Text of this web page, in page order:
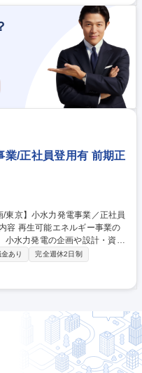
社員でのスタートとなります
ただける環境をご用意しており
業/正社員登用有 前期正
小水力発電の企画や設計・資金
経営企画の知見を活かし、持続
発電所
業務 ■発電所建設に向けた適
社員でのスタートとなります
あり
完全週休2日制